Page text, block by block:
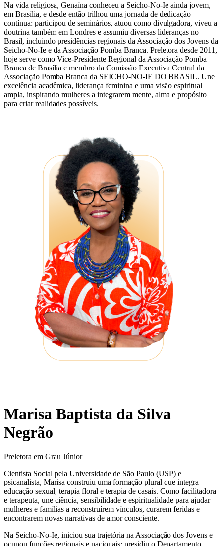
Na vida religiosa, Genaína conheceu a Seicho-No-Ie ainda jovem,
em Brasília, e desde então trilhou uma jornada de dedicação
contínua: participou de seminários, atuou como divulgadora, viveu a
doutrina também em Londres e assumiu diversas lideranças no
Brasil, incluindo presidências regionais da Associação dos Jovens da
Seicho-No-Ie e da Associação Pomba Branca. Preletora desde 2011,
hoje serve como Vice-Presidente Regional da Associação Pomba
Branca de Brasília e membro da Comissão Executiva Central da
Associação Pomba Branca da SEICHO-NO-IE DO BRASIL. Une
excelência acadêmica, liderança feminina e uma visão espiritual
ampla, inspirando mulheres a integrarem mente, alma e propósito
para criar realidades possíveis.
Marisa Baptista da Silva
Negrão
Preletora em Grau Júnior
Cientista Social pela Universidade de São Paulo (USP) e
psicanalista, Marisa construiu uma formação plural que integra
educação sexual, terapia floral e terapia de casais. Como facilitadora
e terapeuta, une ciência, sensibilidade e espiritualidade para ajudar
mulheres e famílias a reconstruírem vínculos, curarem feridas e
encontrarem novas narrativas de amor consciente.
Na Seicho-No-Ie, iniciou sua trajetória na Associação dos Jovens e
ocupou funções regionais e nacionais: presidiu o Departamento